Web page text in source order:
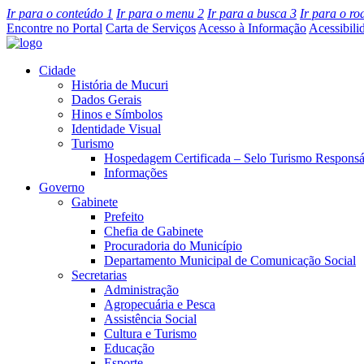
Ir para o conteúdo 1 Ir para o menu 2 Ir para a busca 3 Ir para o
Encontre no Portal Carta de Serviços Acesso à Informação
Cidade
História de Mucuri
Dados Gerais
Hinos e Símbolos
Identidade Visual
Turismo
Hospedagem Certificada – Selo Turismo
Informações
Governo
Gabinete
Prefeito
Chefia de Gabinete
Procuradoria do Município
Departamento Municipal de Comunicação Social
Secretarias
Administração
Agropecuária e Pesca
Assistência Social
Cultura e Turismo
Educação